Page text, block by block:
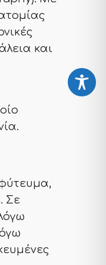
και
Σε